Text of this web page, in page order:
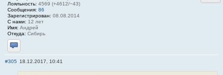
Лояльность: 4569 (+4612/−43)
Сообщения: 86
Зарегистрирован: 08.08.2014
С нами: 12 лет
Имя: Андрей
Откуда: Сибирь
Отправить личное сообщение
#305 18.12.2017, 10:41